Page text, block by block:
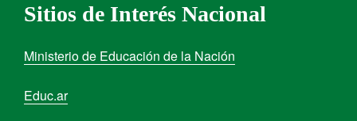
Sitios de Interés Nacional
Ministerio de Educación de la Nación
Educ.ar